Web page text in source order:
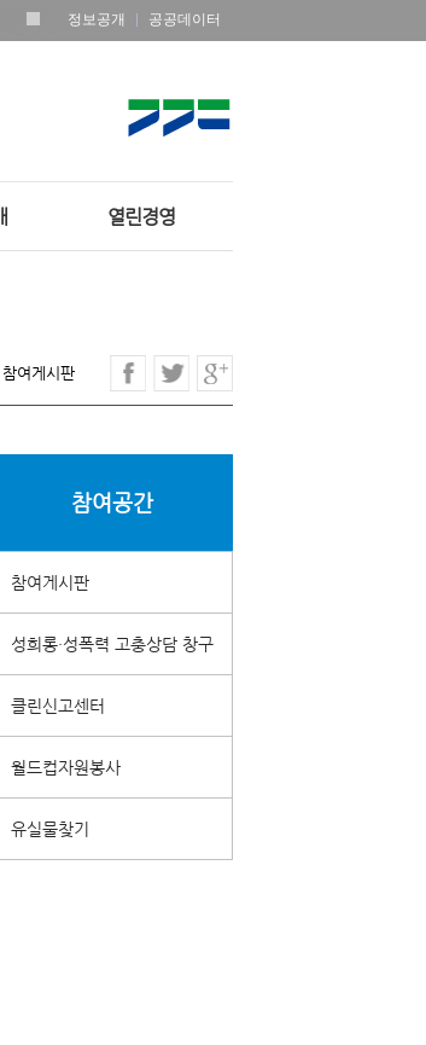
정보공개 공공데이터
열린경영
참여게시판
참여공간
참여게시판
성희롱·성폭력 고충상담 창구
클린신고센터
월드컵자원봉사
유실물찾기